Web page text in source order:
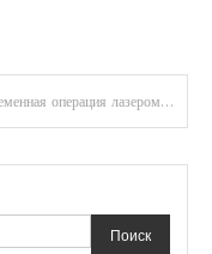
Современная операция лазером по удалению свища прямой кишки
Поиск